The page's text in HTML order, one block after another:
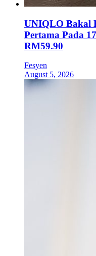
UNIQLO Bakal
Pertama Pada
RM59.90
Fesyen
August 5, 2026